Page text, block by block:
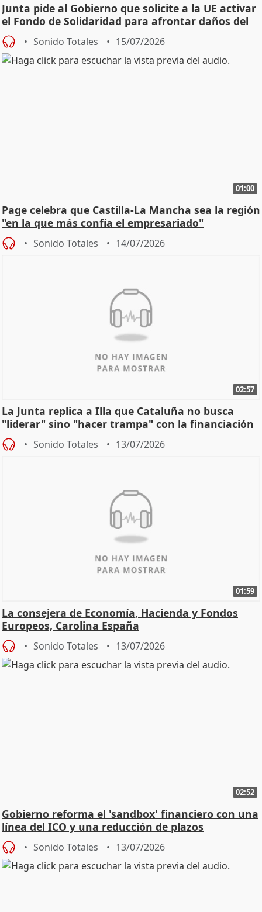
Junta pide al Gobierno que solicite a la UE activar
el Fondo de Solidaridad para afrontar daños del
Sonido Totales 15/07/2026
01:00
Page celebra que Castilla-La Mancha sea la región
"en la que más confía el empresariado"
Sonido Totales 14/07/2026
02:57
La Junta replica a Illa que Cataluña no busca
"liderar" sino "hacer trampa" con la financiación
Sonido Totales 13/07/2026
01:59
La consejera de Economía, Hacienda y Fondos
Europeos, Carolina España
Sonido Totales 13/07/2026
02:52
Gobierno reforma el 'sandbox' financiero con una
línea del ICO y una reducción de plazos
Sonido Totales 13/07/2026